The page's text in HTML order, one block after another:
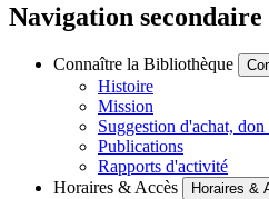
Navigation secondaire
Connaître la Bibliothèque
Histoire
Mission
Suggestion d'achat,
Publications
Rapports d'activité
Horaires & Accès
Horaires &